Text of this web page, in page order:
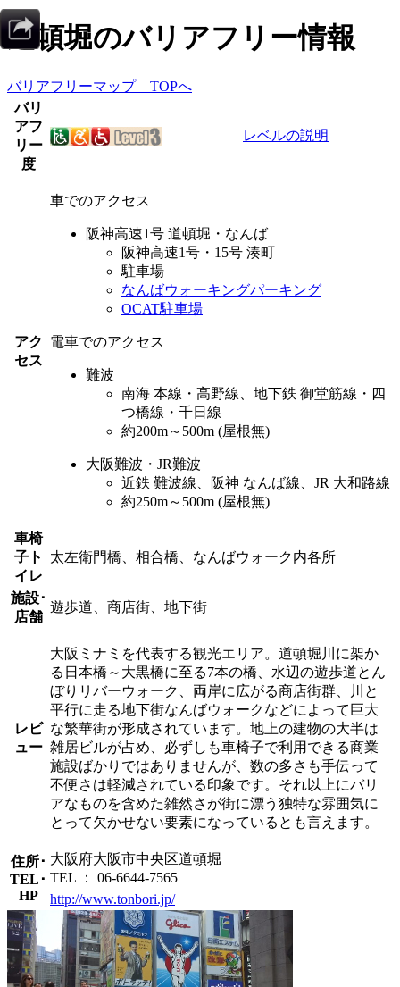
道頓堀のバリアフリー情報
バリアフリーマップ TOPへ
バリ
アフ
リー
度
レベルの説明
アク
セス
車でのアクセス
阪神高速1号 道頓堀・なんば
阪神高速1号・15号 湊町
駐車場
なんばウォーキングパーキング
OCAT駐車場
電車でのアクセス
難波
南海 本線・高野線、地下鉄 御堂筋線・四
つ橋線・千日線
約200m～500m (屋根無)
大阪難波・JR難波
近鉄 難波線、阪神 なんば線、JR 大和路線
約250m～500m (屋根無)
車椅
子ト
イレ
太左衛門橋、相合橋、なんばウォーク内各所
施設･
店舗
遊歩道、商店街、地下街
レビ
ュー
大阪ミナミを代表する観光エリア。道頓堀川に架か
る日本橋～大黒橋に至る7本の橋、水辺の遊歩道とん
ぼりリバーウォーク、両岸に広がる商店街群、川と
平行に走る地下街なんばウォークなどによって巨大
な繁華街が形成されています。地上の建物の大半は
雑居ビルが占め、必ずしも車椅子で利用できる商業
施設ばかりではありませんが、数の多さも手伝って
不便さは軽減されている印象です。それ以上にバリ
アなものを含めた雑然さが街に漂う独特な雰囲気に
とって欠かせない要素になっているとも言えます。
住所･
TEL･
HP
大阪府大阪市中央区道頓堀
TEL ： 06-6644-7565
http://www.tonbori.jp/